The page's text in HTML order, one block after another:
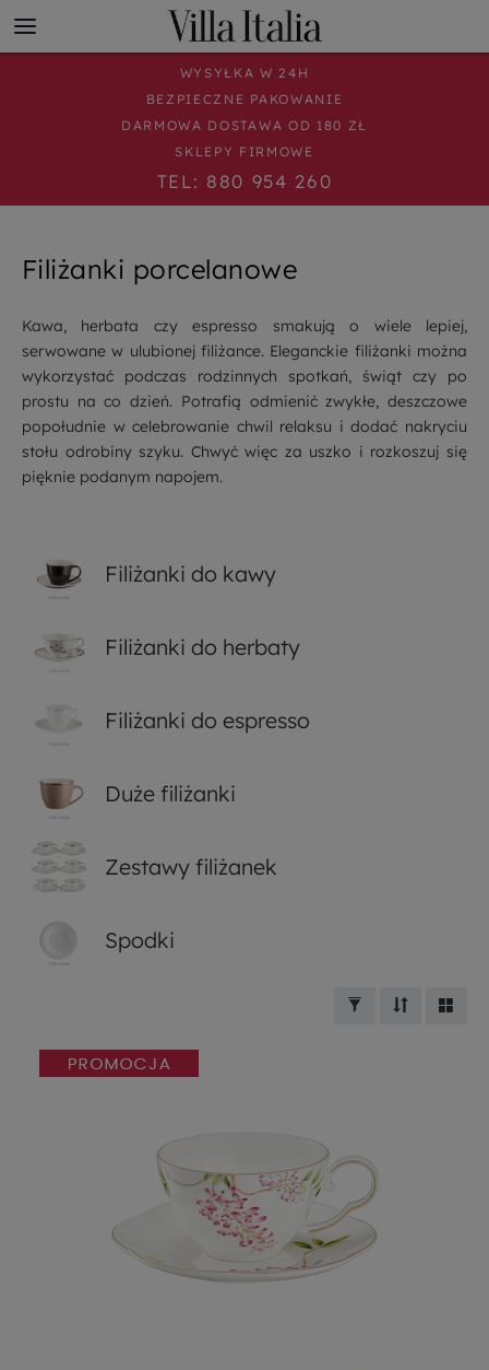
WYSYŁKA W 24H
BEZPIECZNE PAKOWANIE
DARMOWA DOSTAWA OD 180 ZŁ
SKLEPY FIRMOWE
TEL: 880 954 260
Filiżanki porcelanowe
Kawa, herbata czy espresso smakują o wiele lepiej,
serwowane w ulubionej filiżance. Eleganckie filiżanki można
wykorzystać podczas rodzinnych spotkań, świąt czy po
prostu na co dzień. Potrafią odmienić zwykłe, deszczowe
popołudnie w celebrowanie chwil relaksu i dodać nakryciu
stołu odrobiny szyku. Chwyć więc za uszko i rozkoszuj się
pięknie podanym napojem.
Filiżanki do kawy
Filiżanki do herbaty
Filiżanki do espresso
Duże filiżanki
Zestawy filiżanek
Spodki